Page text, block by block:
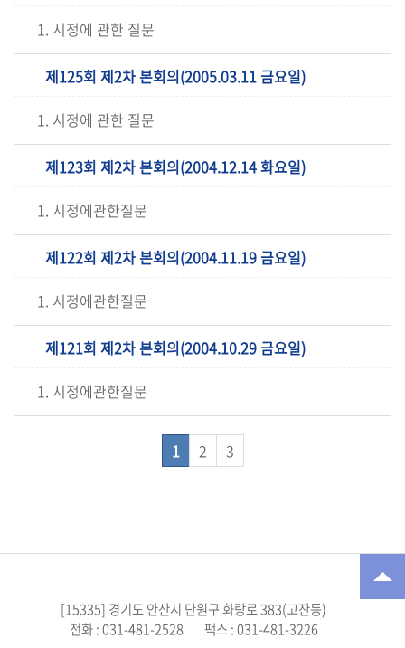
1. 시정에 관한 질문
제125회 제2차 본회의(2005.03.11 금요일)
1. 시정에 관한 질문
제123회 제2차 본회의(2004.12.14 화요일)
1. 시정에관한질문
제122회 제2차 본회의(2004.11.19 금요일)
1. 시정에관한질문
제121회 제2차 본회의(2004.10.29 금요일)
1. 시정에관한질문
1 2 3
[15335] 경기도 안산시 단원구 화랑로 383(고잔동)
전화 : 031-481-2528
팩스 : 031-481-3226